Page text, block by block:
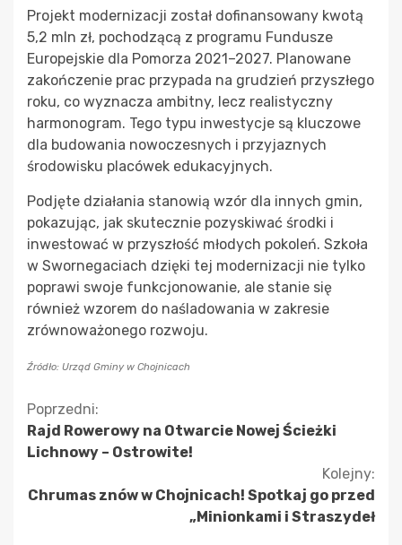
Projekt modernizacji został dofinansowany kwotą
5,2 mln zł, pochodzącą z programu Fundusze
Europejskie dla Pomorza 2021–2027. Planowane
zakończenie prac przypada na grudzień przyszłego
roku, co wyznacza ambitny, lecz realistyczny
harmonogram. Tego typu inwestycje są kluczowe
dla budowania nowoczesnych i przyjaznych
środowisku placówek edukacyjnych.
Podjęte działania stanowią wzór dla innych gmin,
pokazując, jak skutecznie pozyskiwać środki i
inwestować w przyszłość młodych pokoleń. Szkoła
w Swornegaciach dzięki tej modernizacji nie tylko
poprawi swoje funkcjonowanie, ale stanie się
również wzorem do naśladowania w zakresie
zrównoważonego rozwoju.
Źródło: Urząd Gminy w Chojnicach
Kontynuuj
czytanie
Poprzedni:
Rajd Rowerowy na Otwarcie Nowej Ścieżki
Lichnowy – Ostrowite!
Kolejny:
Chrumas znów w Chojnicach! Spotkaj go przed
„Minionkami i Straszydeł